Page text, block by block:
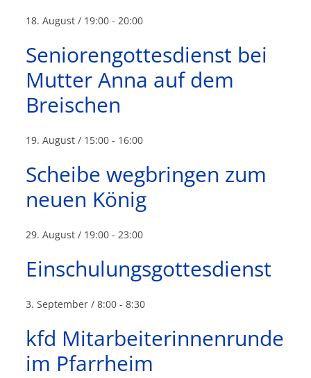
18. August / 19:00 - 20:00
Seniorengottesdienst bei
Mutter Anna auf dem
Breischen
19. August / 15:00 - 16:00
Scheibe wegbringen zum
neuen König
29. August / 19:00 - 23:00
Einschulungsgottesdienst
3. September / 8:00 -8:30
kfd Mitarbeiterinnenrunde
im Pfarrheim